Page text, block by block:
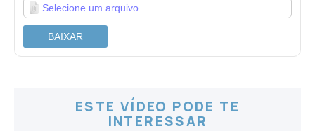
Selecione um arquivo
BAIXAR
ESTE VÍDEO PODE TE
INTERESSAR